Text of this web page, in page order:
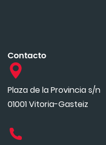
Contacto
Plaza de la Provincia s/n
01001 Vitoria-Gasteiz